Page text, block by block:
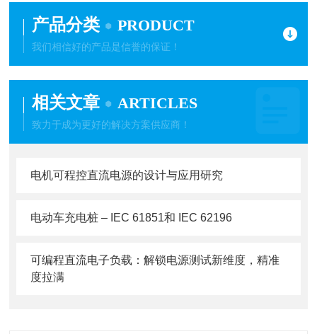
产品分类 PRODUCT
我们相信好的产品是信誉的保证！
相关文章 ARTICLES
致力于成为更好的解决方案供应商！
电机可程控直流电源的设计与应用研究
电动车充电桩 – IEC 61851和 IEC 62196
可编程直流电子负载：解锁电源测试新维度，精准
度拉满